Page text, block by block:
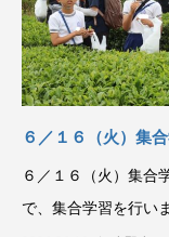
６／１６（火）集
６／１６（火）集
で、集合学習を行い